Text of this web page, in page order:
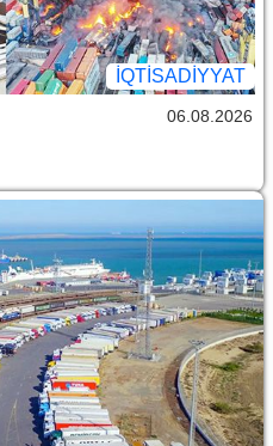
İQTİSADİYYAT
06.08.2026